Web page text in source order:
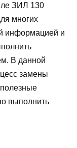
ЗИЛ 130
многих
информацией и
В данной
замены
выполнить